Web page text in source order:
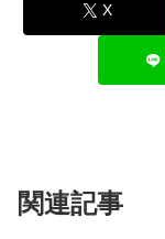
X
関連記事